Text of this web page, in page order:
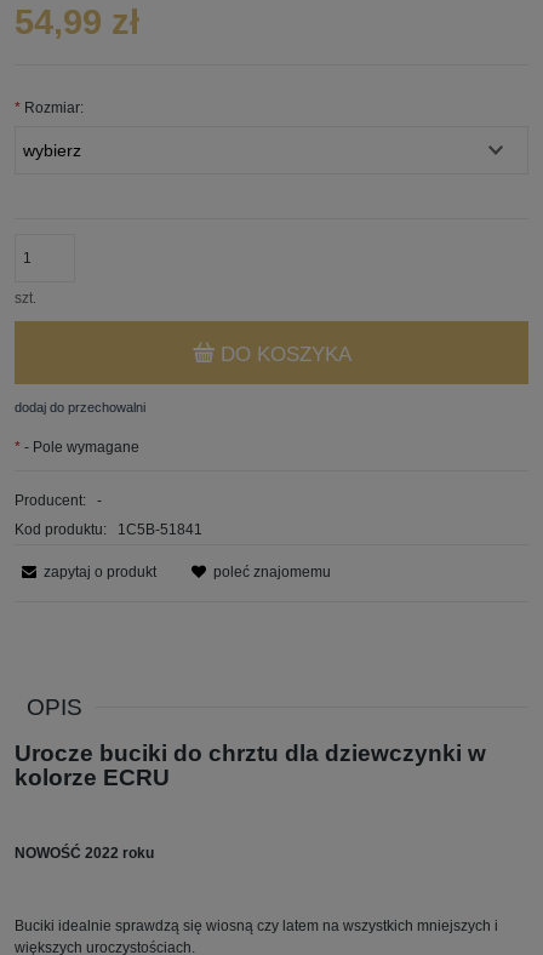
54,99 zł
* Rozmiar:
szt.
DO KOSZYKA
dodaj do przechowalni
* - Pole wymagane
Producent:
-
Kod produktu:
1C5B-51841
zapytaj o produkt poleć znajomemu
OPIS
Urocze buciki do chrztu dla dziewczynki w
kolorze ECRU
NOWOŚĆ 2022 roku
Buciki idealnie sprawdzą się wiosną czy latem na wszystkich mniejszych i
większych uroczystościach.